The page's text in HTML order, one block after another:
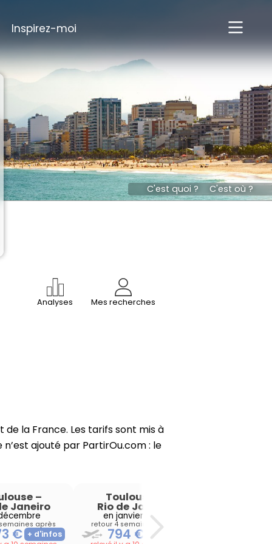
Inspirez-moi
Analyses Mes recherches
la France. Les tarifs sont mis à
ajouté par PartirOu.com : le
–
Janeiro
après
€
Toulouse
Rio de Janeiro
en janvier 2027
retour 4 semaines après
794 €